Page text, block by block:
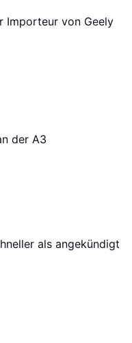
Importeur von Geely
der A3
als angekündigt